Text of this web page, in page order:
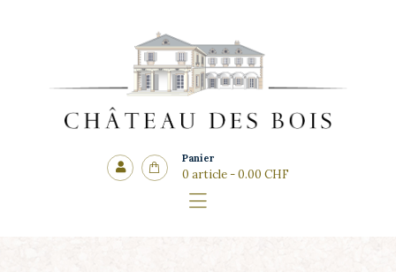
Panier
0 article-0.00 CHF
CHÂTEAU DES BOIS
Les vins
Côté cadeaux
Actualités